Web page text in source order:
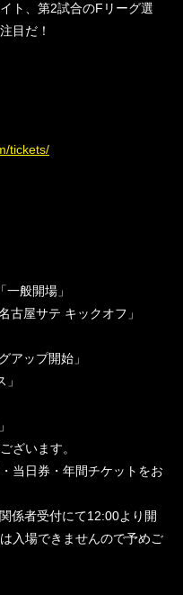
ト、第2試合のFリーグ選
目だ！
tickets/
般開場」
古屋サテ キックオフ」
アップ開始」
ざいます。
当日券・年間チケットをお
係者受付にて12:00より開
入場できませんので予めご